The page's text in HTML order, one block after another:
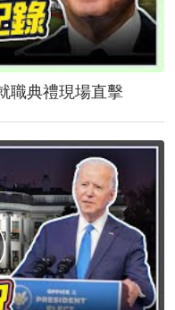
職典禮現場直擊